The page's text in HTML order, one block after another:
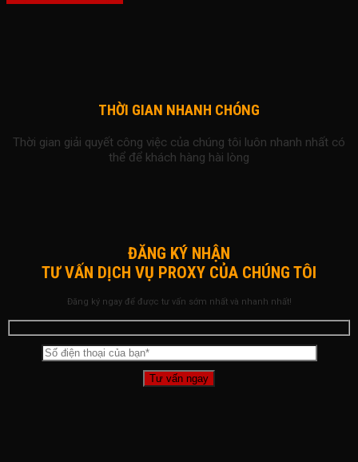
THỜI GIAN NHANH CHÓNG
Thời gian giải quyết công việc của chúng tôi luôn nhanh nhất có
thể để khách hàng hài lòng
ĐĂNG KÝ NHẬN
TƯ VẤN DỊCH VỤ PROXY CỦA CHÚNG TÔI
Đăng ký ngay để được tư vấn sớm nhất và nhanh nhất!